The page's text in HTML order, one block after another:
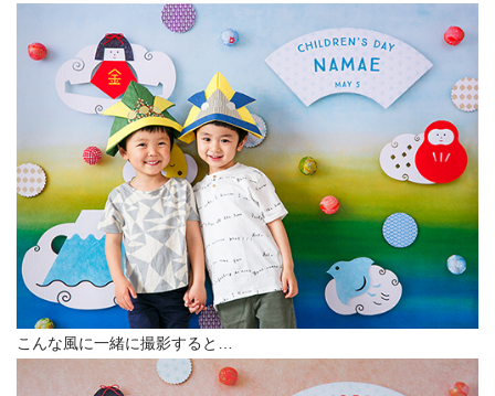
こんな風に一緒に撮影すると…